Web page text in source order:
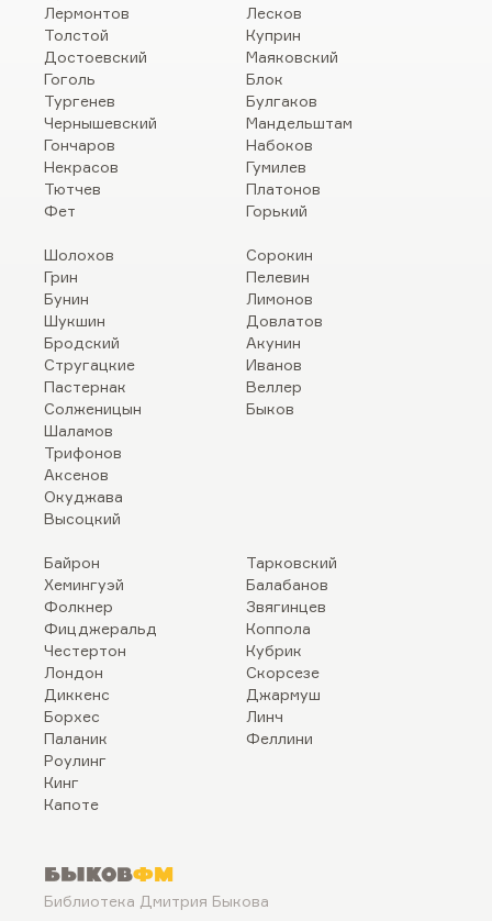
Лермонтов
Толстой
Достоевский
Гоголь
Тургенев
Чернышевский
Гончаров
Некрасов
Тютчев
Фет
Лесков
Куприн
Маяковский
Блок
Булгаков
Мандельштам
Набоков
Гумилев
Платонов
Горький
Шолохов
Грин
Бунин
Шукшин
Бродский
Стругацкие
Пастернак
Солженицын
Шаламов
Трифонов
Аксенов
Окуджава
Высоцкий
Сорокин
Пелевин
Лимонов
Довлатов
Акунин
Иванов
Веллер
Быков
Байрон
Хемингуэй
Фолкнер
Фицджеральд
Честертон
Лондон
Диккенс
Борхес
Паланик
Роулинг
Кинг
Капоте
Тарковский
Балабанов
Звягинцев
Коппола
Кубрик
Скорсезе
Джармуш
Линч
Феллини
БыковФМ
Библиотека Дмитрия Быкова